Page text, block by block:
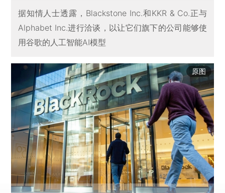
据知情人士透露，Blackstone Inc.和KKR & Co.正与
Alphabet Inc.进行洽谈，以让它们旗下的公司能够使
用谷歌的人工智能AI模型
原图